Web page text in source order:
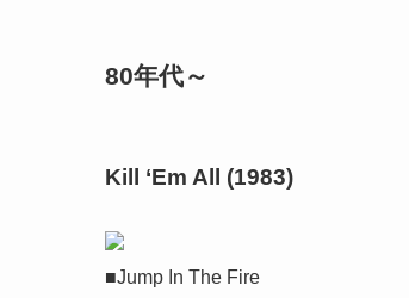
80年代～
Kill ‘Em All (1983)
■Jump In The Fire